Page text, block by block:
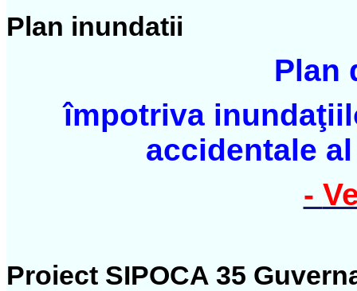
Plan inundatii
Plan
împotriva
accidentale
-
Proiect SIPOCA 35